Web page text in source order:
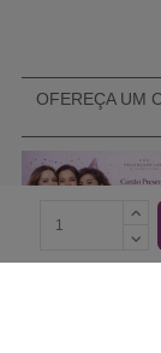
OFEREÇA UM